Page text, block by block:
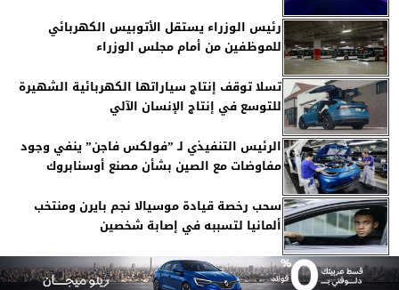
رئيس الوزراء يستقل الأتوبيس الكهربائي
للموظفين من أمام مجلس الوزراء
تسلا توقف إنتاج سياراتها الكهربائية الشهيرة
للتوسع في إنتاج الإنسان الآلي
الرئيس التنفيذي لـ ”فولكس فاجن” ينفي وجود
مفاوضات مع الصين بشأن مصنع أوسنابروك
سحب رخصة قيادة موسيالا نجم بايرن ومنتخب
ألمانيا لتسببه في إصابة شخصين